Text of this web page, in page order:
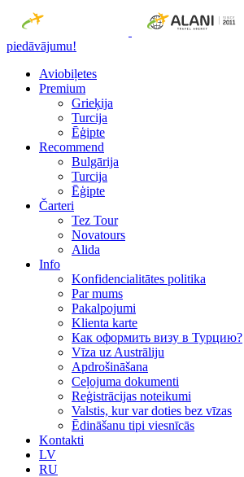
piedāvājumu!
Aviobiļetes
Premium
Grieķija
Turcija
Ēģipte
Recommend
Bulgārija
Turcija
Ēģipte
Čarteri
Tez Tour
Novatours
Alida
Info
Konfidencialitātes politika
Par mums
Рakalpojumi
Klienta karte
Как оформить визу в Турцию?
Vīza uz Austrāliju
Apdrošināšana
Ceļojuma dokumenti
Reģistrācijas noteikumi
Valstis, kur var doties bez vīzas
Ēdināšanu tipi viesnīcās
Kontakti
LV
RU